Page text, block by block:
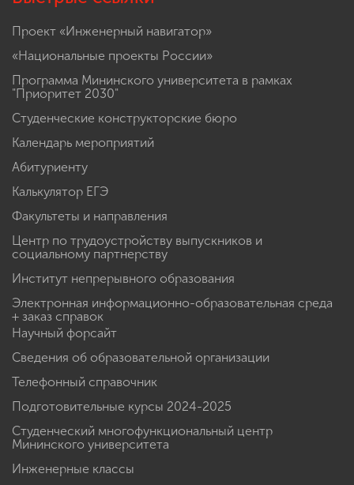
Проект «Инженерный навигатор»
«Национальные проекты России»
Программа Мининского университета в рамках
"Приоритет 2030"
Студенческие конструкторские бюро
Календарь мероприятий
Абитуриенту
Калькулятор ЕГЭ
Факультеты и направления
Центр по трудоустройству выпускников и
социальному партнерству
Институт непрерывного образования
Электронная информационно-образовательная среда
+ заказ справок
Научный форсайт
Сведения об образовательной организации
Телефонный справочник
Подготовительные курсы 2024-2025
Студенческий многофункциональный центр
Мининского университета
Инженерные классы